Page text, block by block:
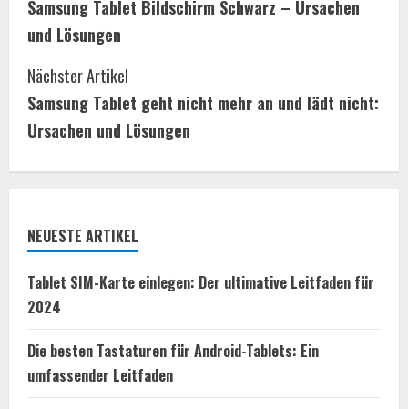
o
n
t
i
n
e
R
e
a
Samsung Tablet Bildschirm Schwarz – Ursachen
und Lösungen
Nächster Artikel
Samsung Tablet geht nicht mehr an und lädt nicht:
Ursachen und Lösungen
NEUESTE ARTIKEL
Tablet SIM-Karte einlegen: Der ultimative Leitfaden für
2024
Die besten Tastaturen für Android-Tablets: Ein
umfassender Leitfaden